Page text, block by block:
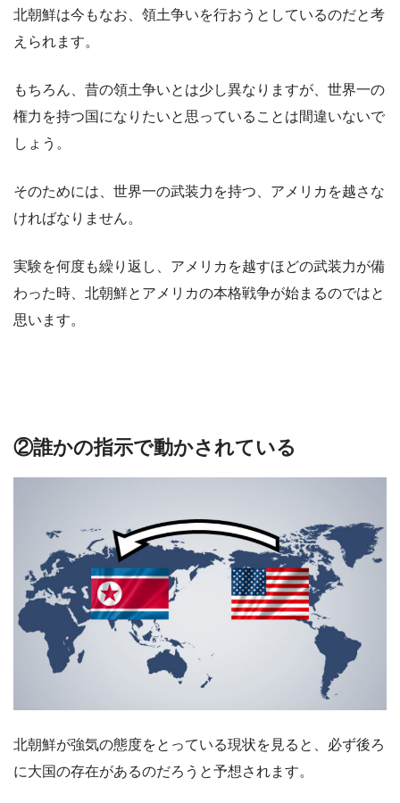
北朝鮮は今もなお、領土争いを行おうとしているのだと考
えられます。
もちろん、昔の領土争いとは少し異なりますが、世界一の
権力を持つ国になりたいと思っていることは間違いないで
しょう。
そのためには、世界一の武装力を持つ、アメリカを越さな
ければなりません。
実験を何度も繰り返し、アメリカを越すほどの武装力が備
わった時、北朝鮮とアメリカの本格戦争が始まるのではと
思います。
②誰かの指示で動かされている
北朝鮮が強気の態度をとっている現状を見ると、必ず後ろ
に大国の存在があるのだろうと予想されます。